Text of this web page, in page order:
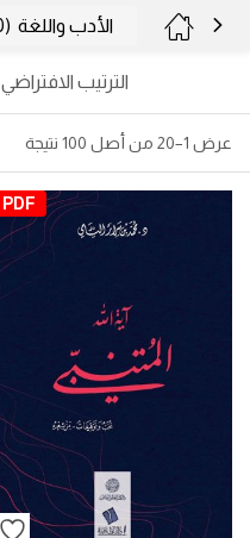
عرض 1–20 من أصل 100 نتيجة
الترتيب الافتراضي
PDF